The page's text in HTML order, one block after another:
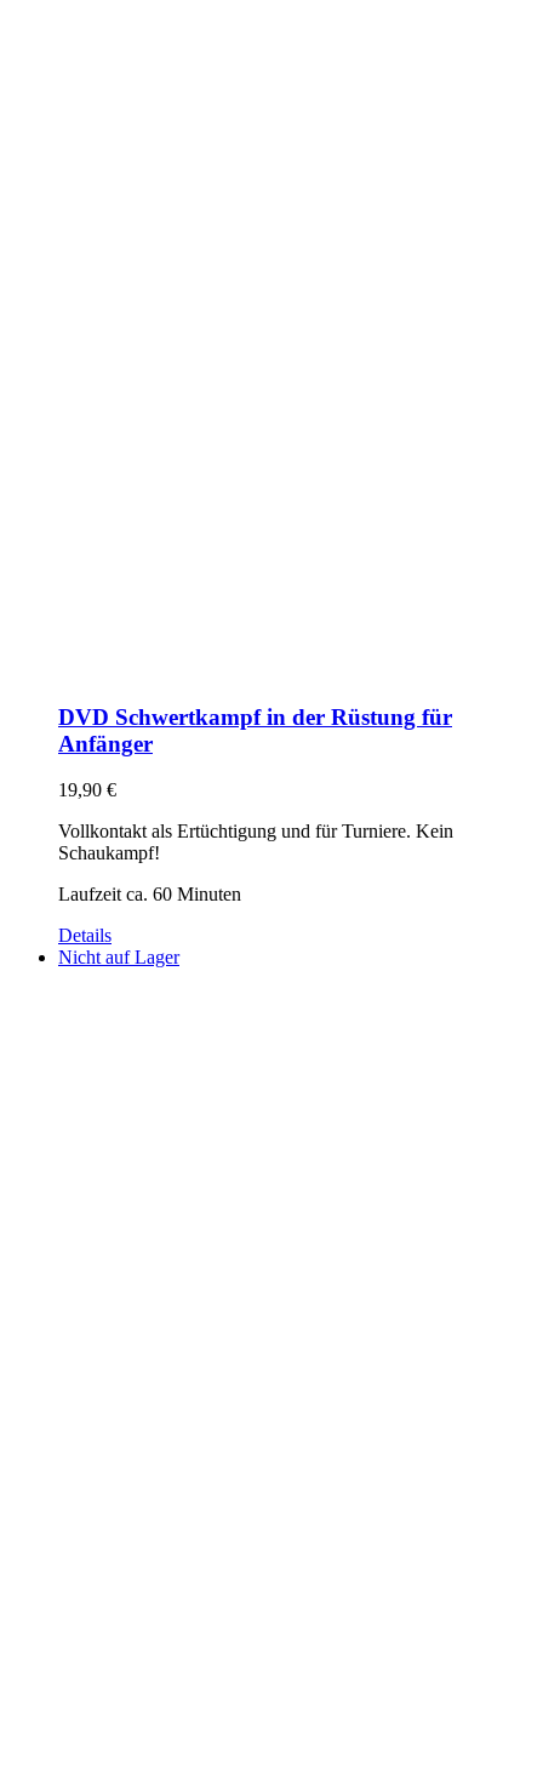
DVD Schwertkampf in der Rüstung für
Anfänger
19,90 €
Vollkontakt als Ertüchtigung und für Turniere. Kein
Schaukampf!
Laufzeit ca. 60 Minuten
Details
Nicht auf Lager